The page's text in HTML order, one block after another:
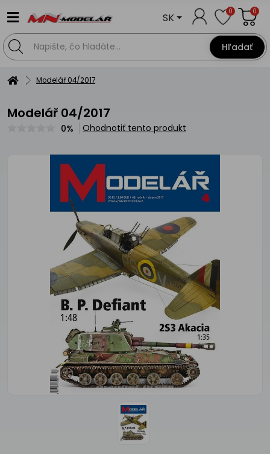
Hľadať
SK 0 0
Modelář 04/2017
Modelář 04/2017
0% Ohodnotiť tento produkt